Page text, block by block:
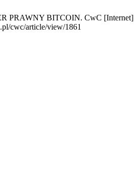
PRAWNY BITCOIN. CwC
cwc/article/view/1861